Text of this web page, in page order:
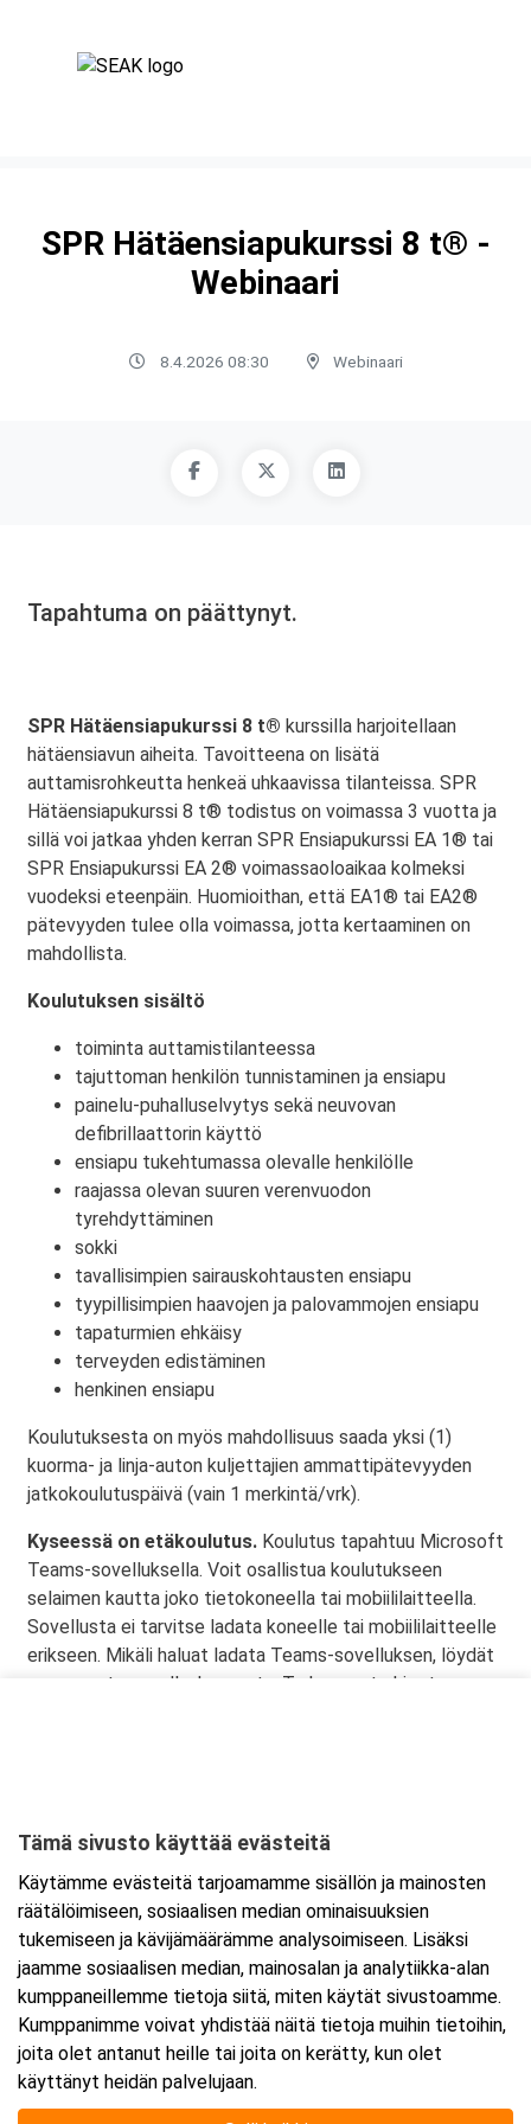
SPR Hätäensiapukurssi 8 t® -
Webinaari
8.4.2026 08:30 Webinaari
Tapahtuma on päättynyt.
SPR Hätäensiapukurssi 8 t® kurssilla harjoitellaan
hätäensiavun aiheita. Tavoitteena on lisätä
auttamisrohkeutta henkeä uhkaavissa tilanteissa. SPR
Hätäensiapukurssi 8 t® todistus on voimassa 3 vuotta ja
sillä voi jatkaa yhden kerran SPR Ensiapukurssi EA 1® tai
SPR Ensiapukurssi EA 2® voimassaoloaikaa kolmeksi
vuodeksi eteenpäin. Huomioithan, että EA1® tai EA2®
pätevyyden tulee olla voimassa, jotta kertaaminen on
mahdollista.
Koulutuksen sisältö
toiminta auttamistilanteessa
tajuttoman henkilön tunnistaminen ja ensiapu
painelu-puhalluselvytys sekä neuvovan
defibrillaattorin käyttö
ensiapu tukehtumassa olevalle henkilölle
raajassa olevan suuren verenvuodon
tyrehdyttäminen
sokki
tavallisimpien sairauskohtausten ensiapu
tyypillisimpien haavojen ja palovammojen ensiapu
tapaturmien ehkäisy
terveyden edistäminen
henkinen ensiapu
Koulutuksesta on myös mahdollisuus saada yksi (1)
kuorma- ja linja-auton kuljettajien ammattipätevyyden
jatkokoulutuspäivä (vain 1 merkintä/vrk).
Kyseessä on etäkoulutus. Koulutus tapahtuu Microsoft
Teams-sovelluksella. Voit osallistua koulutukseen
selaimen kautta joko tietokoneella tai mobiililaitteella.
Sovellusta ei tarvitse ladata koneelle tai mobiililaitteelle
erikseen. Mikäli haluat ladata Teams-sovelluksen, löydät
sen omasta sovelluskaupasta. Tarkemmat ohjeet
Ajankohta
Alkaa:8.4.2026 08:30
Päättyy:8.4.2026 15:30
Lisää tapahtuma kalenteriisi
Tämä sivusto käyttää evästeitä
Käytämme evästeitä tarjoamamme sisällön ja mainosten
räätälöimiseen, sosiaalisen median ominaisuuksien
tukemiseen ja kävijämäärämme analysoimiseen. Lisäksi
jaamme sosiaalisen median, mainosalan ja analytiikka-alan
kumppaneillemme tietoja siitä, miten käytät sivustoamme.
Kumppanimme voivat yhdistää näitä tietoja muihin tietoihin,
joita olet antanut heille tai joita on kerätty, kun olet
käyttänyt heidän palvelujaan.